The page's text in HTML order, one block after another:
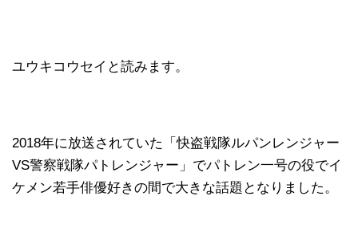
ユウキコウセイと読みます。
2018年に放送されていた「快盗戦隊ルパンレンジャー
VS警察戦隊パトレンジャー」でパトレン一号の役でイ
ケメン若手俳優好きの間で大きな話題となりました。